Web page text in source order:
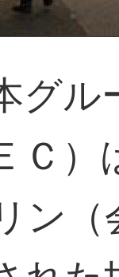
グル
Ｃ
ン